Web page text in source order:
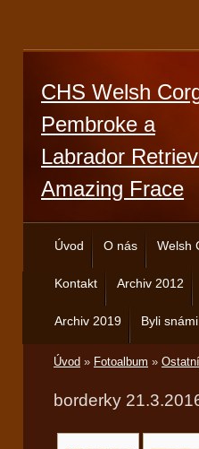
CHS Welsh
Pembroke a
Labrador
Amazing Frace
Úvod O nás Welsh
Kontakt Archiv 2012
Archiv 2019 Byli
Úvod » Fotoalbum » Ostatní
borderky